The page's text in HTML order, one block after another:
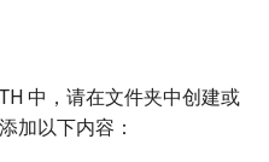
中，请在文件夹中创建或
加以下内容：